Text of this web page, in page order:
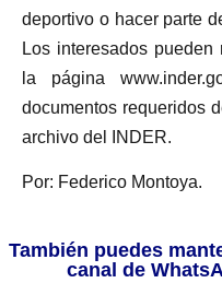
deportivo o hacer parte
Los interesados
la página
documentos requeridos
archivo del INDER.
Por: Federico Montoya.
También puedes
canal de